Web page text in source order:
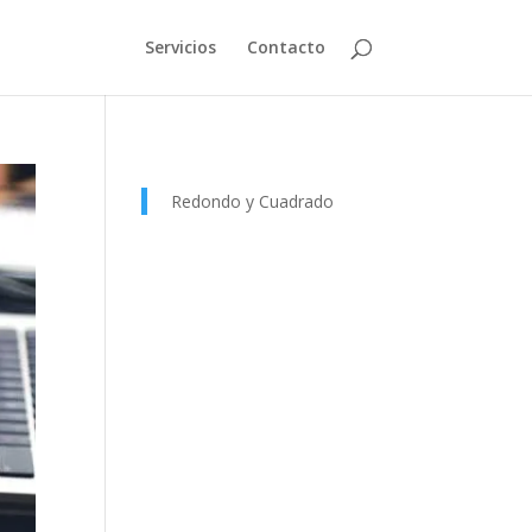
Servicios Contacto
Redondo y Cuadrado